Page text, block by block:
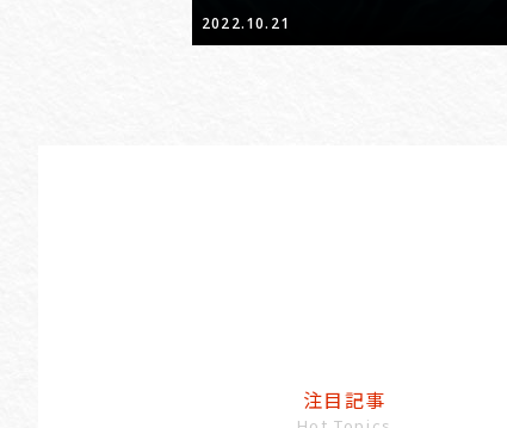
2022.10.21
注目記事